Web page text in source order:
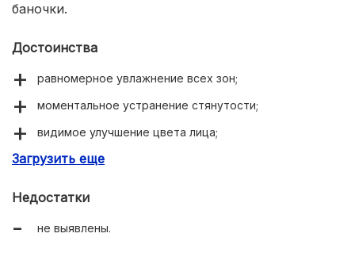
баночки.
Достоинства
равномерное увлажнение всех зон;
моментальное устранение стянутости;
видимое улучшение цвета лица;
высокая концентрация гиалурона;
Загрузить еще
Недостатки
не выявлены.